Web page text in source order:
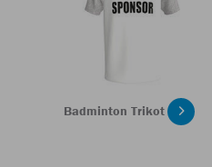
Badminton Trikot